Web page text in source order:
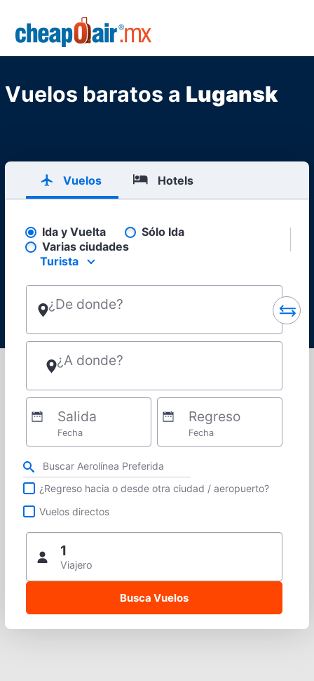
Skip to main content
Vuelos baratos a Lugansk
Vuelos Hotels
Pick your flight type
Ida y Vuelta
Sólo Ida
Varias ciudades
Select your preferred seating class.
Turista
¿De donde?
¿A donde?
Salida
Fecha
Regreso
Fecha
Refina tu búsqueda por aerolínea, ciudad o aeropuerto o vuelos directos
¿Regreso hacia o desde otra ciudad / aeropuerto?
Vuelos directos
1
Viajero